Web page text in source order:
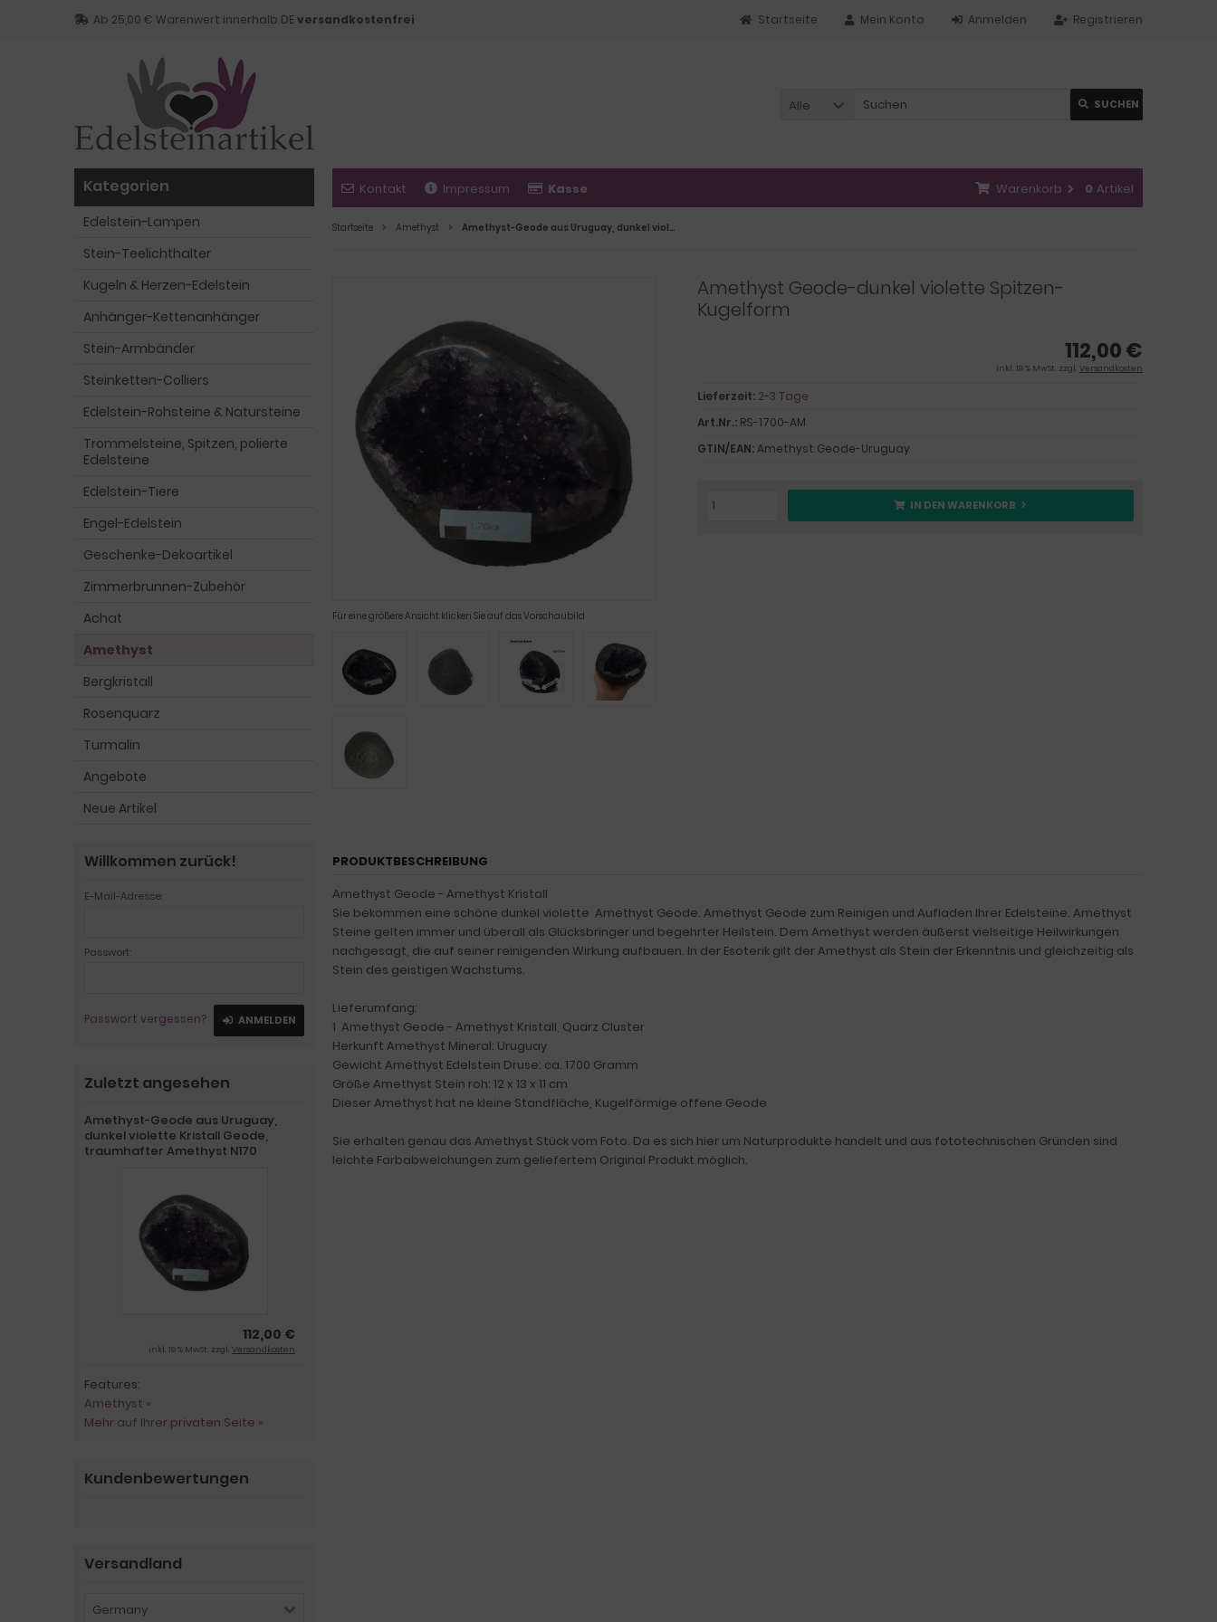
Ab 25,00 € Warenwert innerhalb DE versandkostenfrei Registrieren
Anmelden
Mein Konto
Startseite
Alle SUCHEN
Kontakt Impressum Kasse Warenkorb 0 Artikel
Startseite Amethyst Amethyst-Geode aus Uruguay, dunkel violette Kristall Geode, traumhafter Amethyst N170
Für eine größere Ansicht klicken Sie auf das Vorschaubild
Amethyst Geode-dunkel violette Spitzen-
Kugelform
112,00 €
inkl. 19 % MwSt. zzgl. Versandkosten
Lieferzeit: 2-3 Tage
Art.Nr.: RS-1700-AM
GTIN/EAN:Amethyst Geode-Uruguay
IN DEN WARENKORB
PRODUKTBESCHREIBUNG
Amethyst Geode - Amethyst Kristall
Sie bekommen eine schöne dunkel violette Amethyst Geode. Amethyst Geode zum Reinigen und Aufladen Ihrer Edelsteine. Amethyst
Steine gelten immer und überall als Glücksbringer und begehrter Heilstein. Dem Amethyst werden äußerst vielseitige Heilwirkungen
nachgesagt, die auf seiner reinigenden Wirkung aufbauen. In der Esoterik gilt der Amethyst als Stein der Erkenntnis und gleichzeitig als
Stein des geistigen Wachstums.
Lieferumfang:
1 Amethyst Geode - Amethyst Kristall, Quarz Cluster
Herkunft Amethyst Mineral: Uruguay
Gewicht Amethyst Edelstein Druse: ca. 1700 Gramm
Größe Amethyst Stein roh: 12 x 13 x 11 cm
Dieser Amethyst hat ne kleine Standfläche, Kugelförmige offene Geode
Sie erhalten genau das Amethyst Stück vom Foto. Da es sich hier um Naturprodukte handelt und aus fototechnischen Gründen sind
leichte Farbabweichungen zum geliefertem Original Produkt möglich.
Kategorien
Edelstein-Lampen
Stein-Teelichthalter
Kugeln & Herzen-Edelstein
Anhänger-Kettenanhänger
Stein-Armbänder
Steinketten-Colliers
Edelstein-Rohsteine & Natursteine
Trommelsteine, Spitzen, polierte
Edelsteine
Edelstein-Tiere
Engel-Edelstein
Geschenke-Dekoartikel
Zimmerbrunnen-Zubehör
Achat
Amethyst
Bergkristall
Rosenquarz
Turmalin
Angebote
Neue Artikel
Willkommen zurück!
E-Mail-Adresse:
Passwort:
Passwort vergessen? ANMELDEN
Zuletzt angesehen
Amethyst-Geode aus Uruguay,
dunkel violette Kristall Geode,
traumhafter Amethyst N170
112,00 €
inkl. 19 % MwSt. zzgl. Versandkosten
Features:
Amethyst »
Mehr auf Ihrer privaten Seite »
Kundenbewertungen
Versandland
Germany